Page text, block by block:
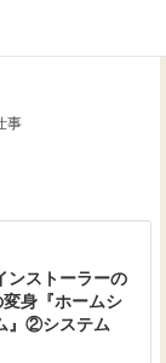
事
ンストーラーの
身『ホームシ
』②システム